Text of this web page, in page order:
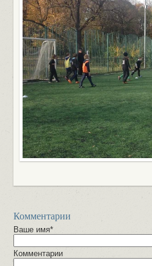
Комментарии
Ваше имя*
Комментарии